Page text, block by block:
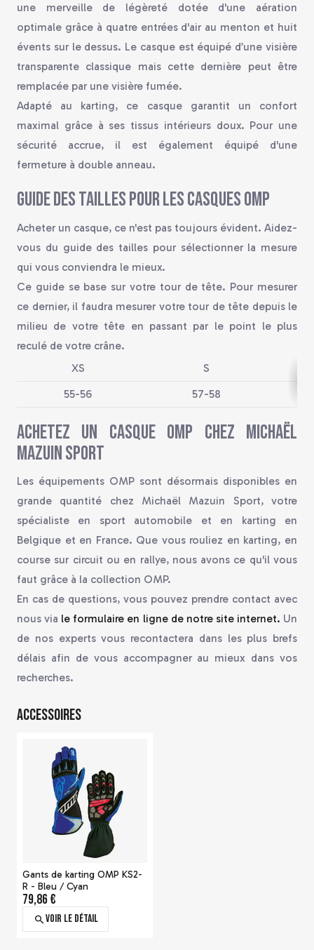
une merveille de légèreté dotée d'une aération
optimale grâce à quatre entrées d'air au menton et huit
évents sur le dessus. Le casque est équipé d’une visière
transparente classique mais cette dernière peut être
remplacée par une visière fumée.
Adapté au karting, ce casque garantit un confort
maximal grâce à ses tissus intérieurs doux. Pour une
sécurité accrue, il est également équipé d'une
fermeture à double anneau.
Guide des tailles pour les casques OMP
Acheter un casque, ce n'est pas toujours évident. Aidez-
vous du guide des tailles pour sélectionner la mesure
qui vous conviendra le mieux.
Ce guide se base sur votre tour de tête. Pour mesurer
ce dernier, il faudra mesurer votre tour de tête depuis le
milieu de votre tête en passant par le point le plus
reculé de votre crâne.
XS
S
55-56
57-58
Achetez un casque OMP chez Michaël
Mazuin Sport
Les équipements OMP sont désormais disponibles en
grande quantité chez Michaël Mazuin Sport, votre
spécialiste en sport automobile et en karting en
Belgique et en France. Que vous rouliez en karting, en
course sur circuit ou en rallye, nous avons ce qu'il vous
faut grâce à la collection OMP.
En cas de questions, vous pouvez prendre contact avec
nous via le formulaire en ligne de notre site internet. Un
de nos experts vous recontactera dans les plus brefs
délais afin de vous accompagner au mieux dans vos
recherches.
Accessoires
Gants de karting OMP KS2-
R - Bleu / Cyan
79,86 €
Voir le détail